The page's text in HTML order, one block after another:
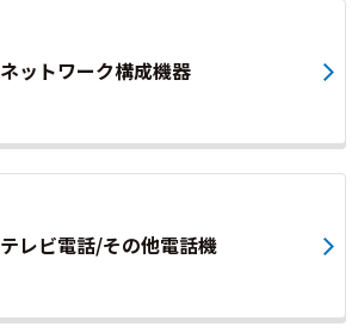
ネットワーク構成機器
テレビ電話/その他電話機